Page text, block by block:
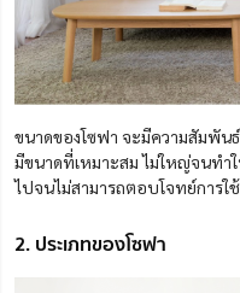
ขนาดของโซฟา จะมีความสัมพัน
มีขนาดที่เหมาะสม ไม่ใหญ่จนทำ
ไปจนไม่สามารถตอบโจทย์การใ
2. ประเภทของโซฟา